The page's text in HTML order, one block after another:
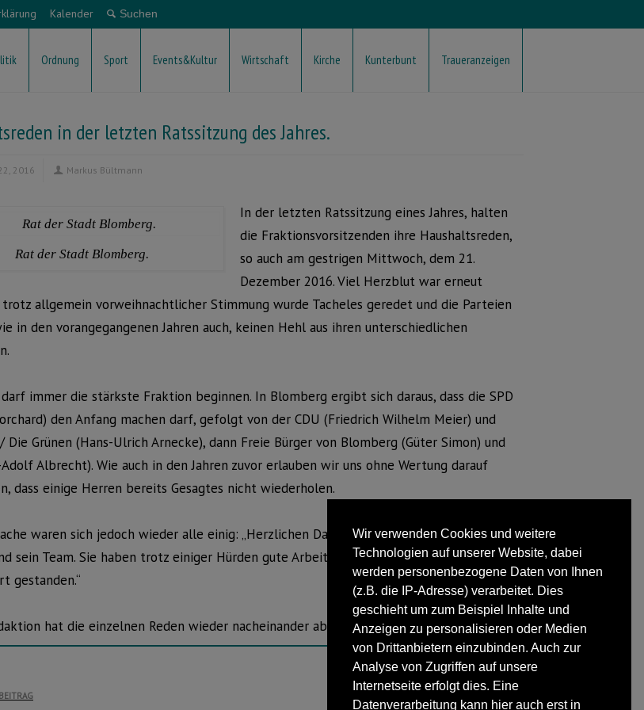
Wir verwenden Cookies und weitere
Technologien auf unserer Website, dabei
werden personenbezogene Daten von Ihnen
(z.B. die IP-Adresse) verarbeitet. Dies
geschieht um zum Beispiel Inhalte und
Anzeigen zu personalisieren oder Medien
von Drittanbietern einzubinden. Auch zur
Analyse von Zugriffen auf unsere
Internetseite erfolgt dies. Eine
Datenverarbeitung kann hier auch erst in
Kalender
Ordnung Sport Events&Kultur Wirtschaft Kirche Kunterbunt Traueranzeigen
in der letzten Ratssitzung des Jahres.
2016 Markus Bültmann
Rat der Stadt Blomberg.
In der letzten Ratssitzung eines Jahres, halten
die Fraktionsvorsitzenden ihre Haushaltsreden,
so auch am gestrigen Mittwoch, dem 21.
Dezember 2016. Viel Herzblut war erneut
allgemein vorweihnachtlicher Stimmung wurde Tacheles geredet und die Parteien
in den vorangegangenen Jahren auch, keinen Hehl aus ihren unterschiedlichen
immer die stärkste Fraktion beginnen. In Blomberg ergibt sich daraus, dass die SPD
den Anfang machen darf, gefolgt von der CDU (Friedrich Wilhelm Meier) und
Die Grünen (Hans-Ulrich Arnecke), dann Freie Bürger von Blomberg (Güter Simon) und
Adolf Albrecht). Wie auch in den Jahren zuvor erlauben wir uns ohne Wertung darauf
dass einige Herren bereits Gesagtes nicht wiederholen.
waren sich jedoch wieder alle einig: „Herzlichen Dank an unseren Kämmerer Rolf
sein Team. Sie haben trotz einiger Hürden gute Arbeit geleistet und uns immer Rede
gestanden.“
hat die einzelnen Reden wieder nacheinander abgebildet.
NÄCHSTER BEITRAG